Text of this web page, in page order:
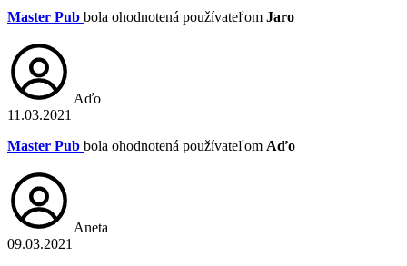
Master Pub bola ohodnotená používateľom Jaro
Aďo
11.03.2021
Master Pub bola ohodnotená používateľom Aďo
Aneta
09.03.2021